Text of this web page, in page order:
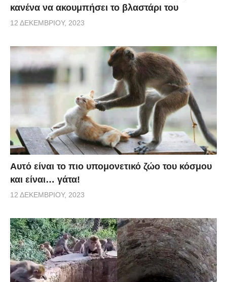
κανένα να ακουμπήσει το βλαστάρι του
12 ΔΕΚΕΜΒΡΊΟΥ, 2023
Αυτό είναι το πιο υπομονετικό ζώο του κόσμου
και είναι… γάτα!
12 ΔΕΚΕΜΒΡΊΟΥ, 2023